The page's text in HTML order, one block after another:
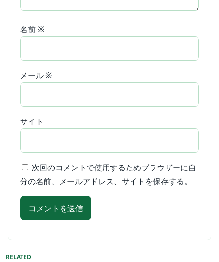
名前 ※
メール ※
サイト
次回のコメントで使用するためブラウザーに自
分の名前、メールアドレス、サイトを保存する。
RELATED